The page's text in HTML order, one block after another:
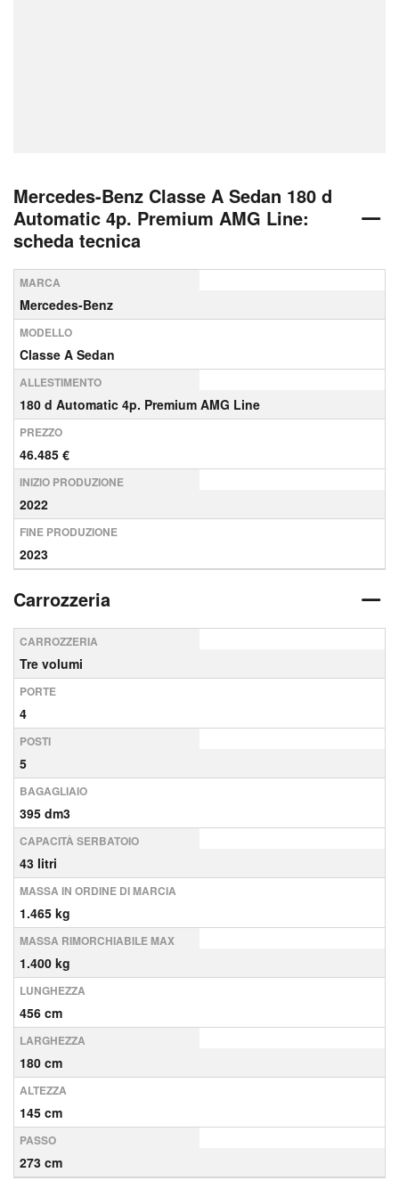
Mercedes-Benz Classe A Sedan 180 d
Automatic 4p. Premium AMG Line:
scheda tecnica
MARCA
Mercedes-Benz
MODELLO
Classe A Sedan
ALLESTIMENTO
180 d Automatic 4p. Premium AMG Line
PREZZO
46.485 €
INIZIO PRODUZIONE
2022
FINE PRODUZIONE
2023
Carrozzeria
CARROZZERIA
Tre volumi
PORTE
4
POSTI
5
BAGAGLIAIO
395 dm3
CAPACITÀ SERBATOIO
43 litri
MASSA IN ORDINE DI MARCIA
1.465 kg
MASSA RIMORCHIABILE MAX
1.400 kg
LUNGHEZZA
456 cm
LARGHEZZA
180 cm
ALTEZZA
145 cm
PASSO
273 cm